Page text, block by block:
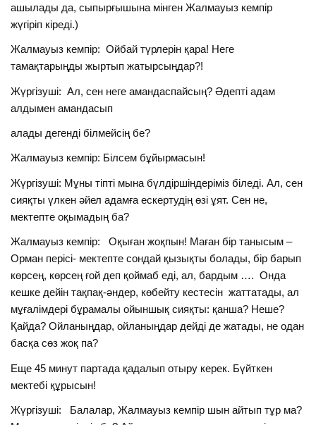
ашылады да, сыпырғышына мінген Жалмауыз кемпір
жүгіріп кіреді.)
Жалмауыз кемпір: Ойбай түрлерін қара! Неге
тамақтарыңды жыртып жатырсыңдар?!
Жүргізуші: Ал, сен неге амандаспайсың? Әдепті адам
алдымен амандасып
алады дегенді білмейсің бе?
Жалмауыз кемпір: Білсем бұйырмасын!
Жүргізуші: Мұны тіпті мына бүлдіршіндеріміз біледі. Ал, сен
сияқты үлкен әйел адамға ескертудің өзі ұят. Сен не,
мектепте оқымадың ба?
Жалмауыз кемпір: Оқыған жоқпын! Маған бір танысым –
Орман перісі- мектепте сондай қызықты болады, бір барып
көрсең, көрсең ғой деп қоймаб еді, ал, бардым …. Онда
кешке дейін тақпақ-әндер, көбейту кестесін жаттатады, ал
мұғалімдері бұрамалы ойыншық сияқты: қанша? Неше?
Қайда? Ойланыңдар, ойланыңдар дейді де жатады, не одан
басқа сөз жоқ па?
Еще 45 минут партада қадалып отыру керек. Бүйткен
мектебі құрысын!
Жүргізуші: Балалар, Жалмауыз кемпір шын айтып тұр ма?